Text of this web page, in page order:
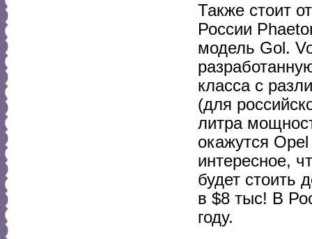
Также стоит
России
модель Gol.
класса с
(для
литра
окажутся
интересное,
будет стоить
в $8 тыс! В
году.